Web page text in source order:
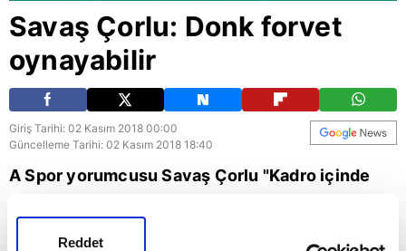
Reddet
Savaş Çorlu: Donk forvet
oynayabilir
Giriş Tarihi: 02 Kasım 2018 00:00
Güncelleme Tarihi: 02 Kasım 2018 18:40
A Spor yorumcusu Savaş Çorlu "Kadro içinde